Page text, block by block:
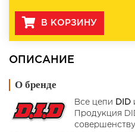
В КОРЗИНУ
ОПИСАНИЕ
О бренде
Все цепи DID
Продукция